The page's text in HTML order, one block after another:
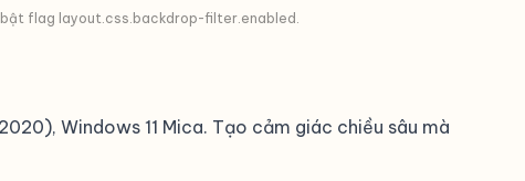
flag layout.css.backdrop-filter.enabled.
Windows 11 Mica. Tạo cảm giác chiều sâu mà